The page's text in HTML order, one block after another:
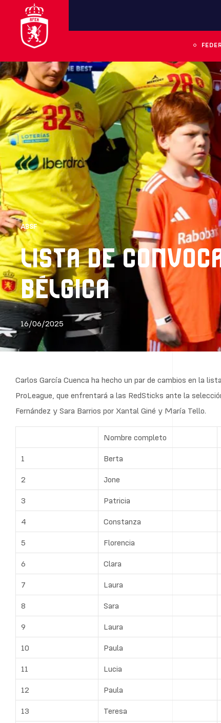
ABSF
LISTA DE
BÉLGICA
16/06/2025
Carlos García Cuenca ha hecho un par de cambios en la
ProLeague, que enfrentará a las RedSticks ante la
Fernández y Sara Barrios por Xantal Giné y María Tello.
Nombre completo
1 Berta
2 Jone
3 Patricia
4 Constanza
5 Florencia
6 Clara
7 Laura
8 Sara
9 Laura
10 Paula
11 Lucia
12 Paula
13 Teresa